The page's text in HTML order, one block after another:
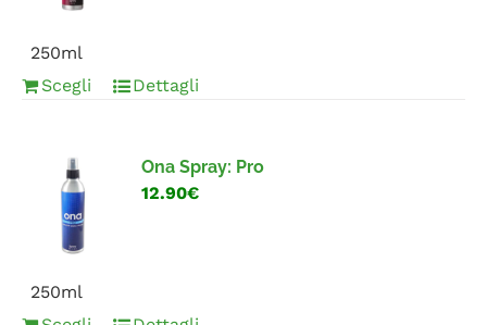
250ml
Scegli
Dettagli
Ona Spray: Pro
12.90€
250ml